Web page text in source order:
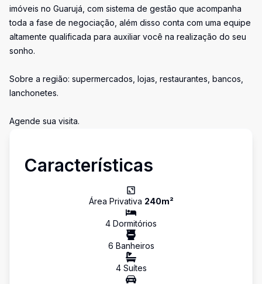
imóveis no Guarujá, com sistema de gestão que acompanha
toda a fase de negociação, além disso conta com uma equipe
altamente qualificada para auxiliar você na realização do seu
sonho.
Sobre a região: supermercados, lojas, restaurantes, bancos,
lanchonetes.
Agende sua visita.
Características
Área Privativa 240m²
4 Dormitórios
6 Banheiros
4Suítes